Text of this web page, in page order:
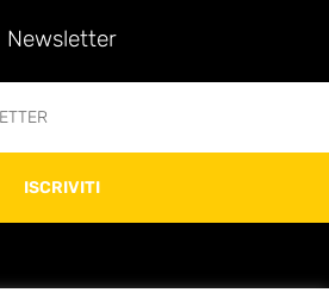
Newsletter
ISCRIVITI